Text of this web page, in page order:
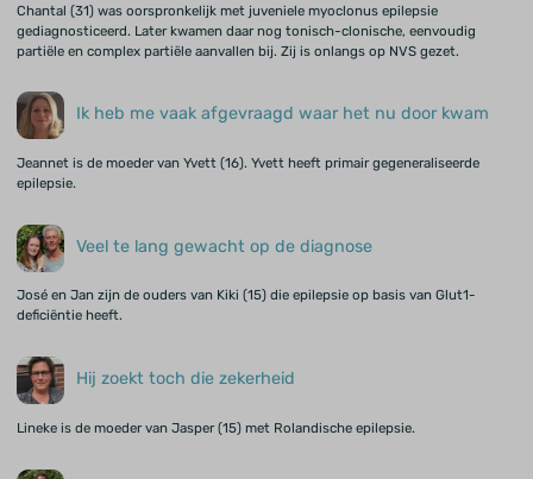
Chantal (31) was oorspronkelijk met juveniele myoclonus epilepsie
gediagnosticeerd. Later kwamen daar nog tonisch-clonische, eenvoudig
partiële en complex partiële aanvallen bij. Zij is onlangs op NVS gezet.
Ik heb me vaak afgevraagd waar het nu door kwam
Jeannet is de moeder van Yvett (16). Yvett heeft primair gegeneraliseerde
epilepsie.
Veel te lang gewacht op de diagnose
José en Jan zijn de ouders van Kiki (15) die epilepsie op basis van Glut1-
deficiëntie heeft.
Hij zoekt toch die zekerheid
Lineke is de moeder van Jasper (15) met Rolandische epilepsie.